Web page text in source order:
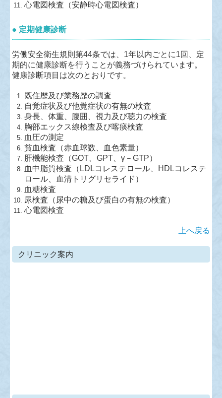
クリニック案内
心電図検査（安静時心電図検査）
● 定期健康診断
労働安全衛生規則第44条では、1年以内ごとに1回、定
期的に健康診断を行うことが義務づけられています。
健康診断項目は次のとおりです。
既住歴及び業務歴の調査
自覚症状及び他覚症状の有無の検査
身長、体重、腹囲、視力及び聴力の検査
胸部エックス線検査及び喀痰検査
血圧の測定
貧血検査（赤血球数、血色素量）
肝機能検査（GOT、GPT、γ－GTP）
血中脂質検査（LDLコレステロール、HDLコレステ
ロール、血清トリグリセライド）
血糖検査
尿検査（尿中の糖及び蛋白の有無の検査）
心電図検査
上へ戻る